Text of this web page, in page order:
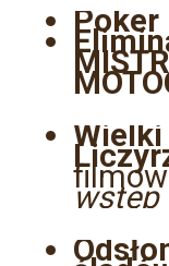
Poker
wstęp